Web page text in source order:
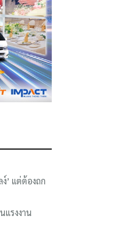
’ แต่ต้องถก
แรงงาน